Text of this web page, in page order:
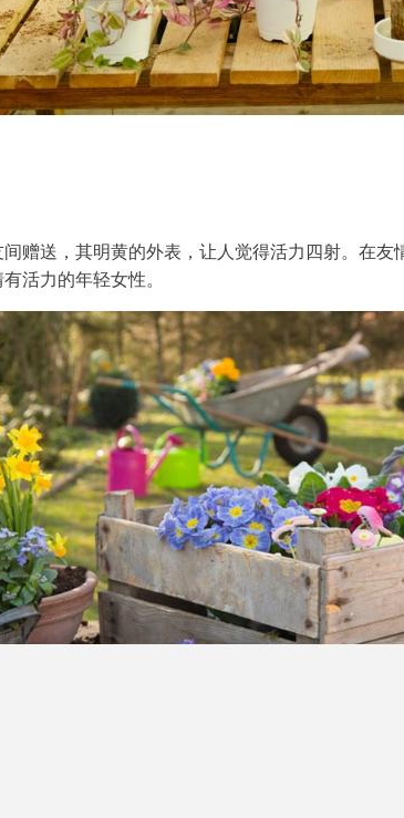
赠送，其明黄的外表，让人觉得活力四射。在友
活力的年轻女性。